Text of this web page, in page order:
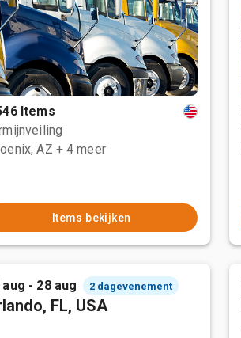
Items
AZ + 4 meer
Items bekijken
aug - 28 aug 2 dagevenement
FL, USA